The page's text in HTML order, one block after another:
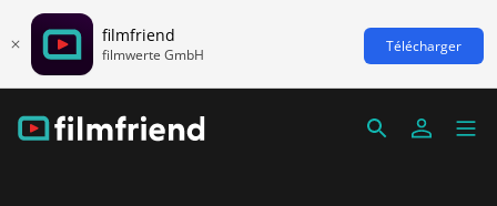
filmfriend
filmwerte GmbH Télécharger